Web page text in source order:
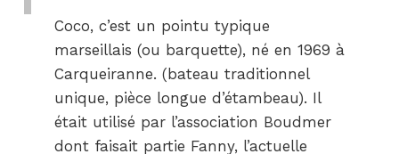
Coco, c’est un pointu typique
marseillais (ou barquette), né en 1969 à
Carqueiranne. (bateau traditionnel
unique, pièce longue d’étambeau). Il
était utilisé par l’association Boudmer
dont faisait partie Fanny, l’actuelle